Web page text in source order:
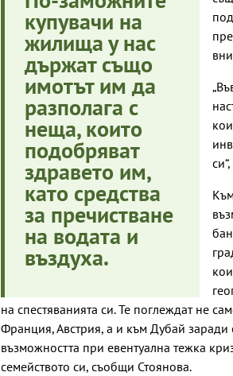
купувачи на
жилища у нас
държат също
имотът им да
разполага с
неща, които
подобряват
здравето им,
като средства
за пречистване
на водата и
въздуха.
на спестяванията си. Те поглеждат не
Франция, Австрия, а и към Дубай
възможността при евентуална тежка
семейството си, съобщи Стоянова.